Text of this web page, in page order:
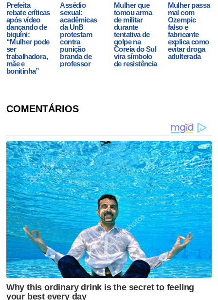
Prefeita
rebate críticas
após vídeo
dançando de
biquíni:
“Mulher pode
ser
trabalhadora,
mãe e
bonitinha”
Assédio
sexual:
acadêmicas
da UnB
protestam
contra
punição
branda de
professor
Mulher que
tomou arma
de militar
durante
tentativa de
golpe na
Coreia do Sul
vira símbolo
de resistência
Mulher passa
mal com
Ozempic
falso e
fabricante
explica como
evitar droga
adulterada
COMENTÁRIOS